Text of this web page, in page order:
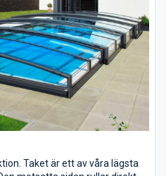
Taket är ett av våra lägsta